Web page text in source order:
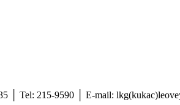
│ Tel: 215-9590 E-mail: